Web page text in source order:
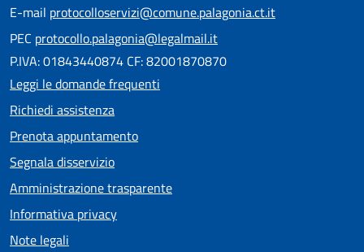
E-mail protocolloservizi@comune.palagonia.ct.it
PEC protocollo.palagonia@legalmail.it
P.IVA: 01843440874 CF: 82001870870
Leggi le domande frequenti
Richiedi assistenza
Prenota appuntamento
Segnala disservizio
Amministrazione trasparente
Informativa privacy
Note legali